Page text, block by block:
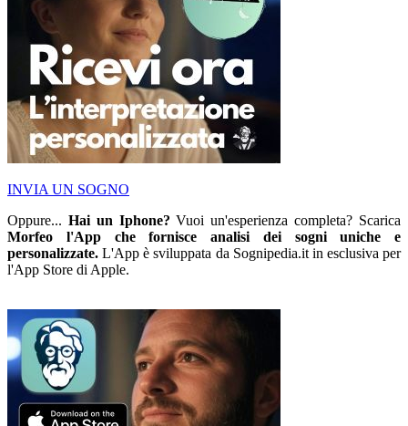
INVIA UN SOGNO
Oppure... Hai un Iphone? Vuoi un'esperienza completa? Scarica
Morfeo l'App che fornisce analisi dei sogni uniche e
personalizzate. L'App è sviluppata da Sognipedia.it in esclusiva per
l'App Store di Apple.